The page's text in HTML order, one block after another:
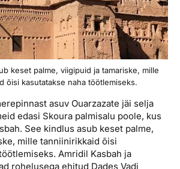
keset palme, viigipuid ja tamariske, mille
õisi kasutatakse naha töötlemiseks.
asuv Ouarzazate jäi selja
edasi Skoura palmi­salu poole, kus
See kindlus asub keset palme,
mille tanniini­rikkaid õisi
Amridil Kasbah ja
rohelusega ehitud Dades Vadi